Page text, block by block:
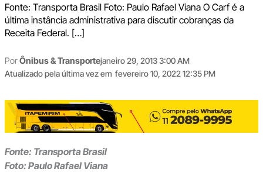
Fonte: Transporta Brasil Foto: Paulo Rafael Viana O Carf é a
última instância administrativa para discutir cobranças da
Receita Federal. […]
PorÔnibus & Transportejaneiro 29, 2013 3:00 AM
Atualizado pela última vez em fevereiro 10, 2022 12:35 PM
Fonte: Transporta Brasil
Foto: Paulo Rafael Viana